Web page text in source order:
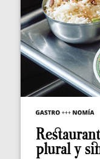
plural y